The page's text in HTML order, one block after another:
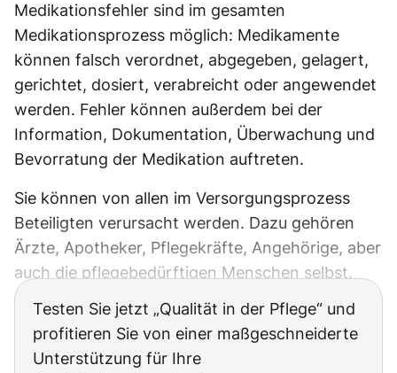
Medikationsfehler sind im gesamten
Medikationsprozess möglich: Medikamente
können falsch verordnet, abgegeben, gelagert,
gerichtet, dosiert, verabreicht oder angewendet
werden. Fehler können außerdem bei der
Information, Dokumentation, Überwachung und
Bevorratung der Medikation auftreten.
Sie können von allen im Versorgungsprozess
Beteiligten verursacht werden. Dazu gehören
Ärzte, Apotheker, Pflegekräfte, Angehörige, aber
auch die pflegebedürftigen Menschen selbst.
Testen Sie jetzt „Qualität in der Pflege“ und
profitieren Sie von einer maßgeschneiderte
Unterstützung für Ihre